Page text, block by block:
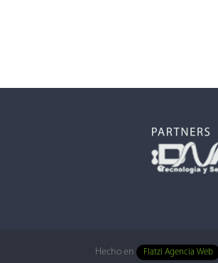
Hecho en Flatzi Agencia Web